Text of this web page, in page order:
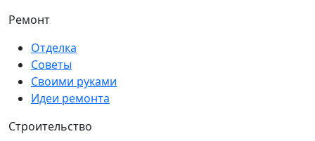
Ремонт
Отделка
Советы
Своими руками
Идеи ремонта
Строительство